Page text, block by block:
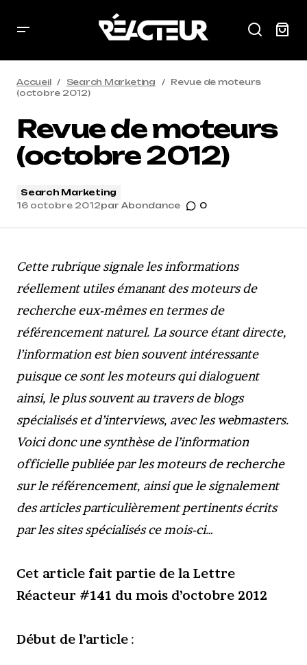
Accueil Search Marketing
Revue de moteurs
(octobre 2012)
Revue de moteurs
(octobre 2012)
Search Marketing
16 octobre 2012par Abondance 0
Cette rubrique signale les informations
réellement utiles émanant des moteurs de
recherche eux-mêmes en termes de
référencement naturel. La source étant directe,
l’information est bien souvent intéressante
puisque ce sont les moteurs qui dialoguent
ainsi, le plus souvent au travers de blogs
spécialisés et d’interviews, avec les webmasters.
Voici donc une synthèse de l’information
officielle publiée par les moteurs de recherche
sur le référencement, ainsi que le signalement
des articles particulièrement pertinents écrits
par les sites spécialisés ce mois-ci…
Cet article fait partie de la Lettre
Réacteur #141 du mois d’octobre 2012
Début de l’article :